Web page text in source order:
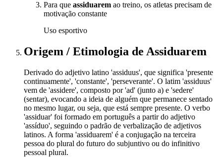
Para que assiduarem ao treino, os atletas precisam de
motivação constante
Uso esportivo
Origem / Etimologia de Assiduarem
Derivado do adjetivo latino 'assiduus', que significa 'presente
continuamente', 'constante', 'perseverante'. O latim 'assiduus'
vem de 'assidere', composto por 'ad' (junto a) e 'sedere'
(sentar), evocando a ideia de alguém que permanece sentado
no mesmo lugar, ou seja, que está sempre presente. O verbo
'assiduar' foi formado em português a partir do adjetivo
'assíduo', seguindo o padrão de verbalização de adjetivos
latinos. A forma 'assiduarem' é a conjugação na terceira
pessoa do plural do futuro do subjuntivo ou do infinitivo
pessoal plural.